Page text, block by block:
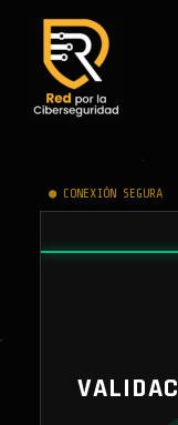
contenido
● CONEXIÓN SEGURA